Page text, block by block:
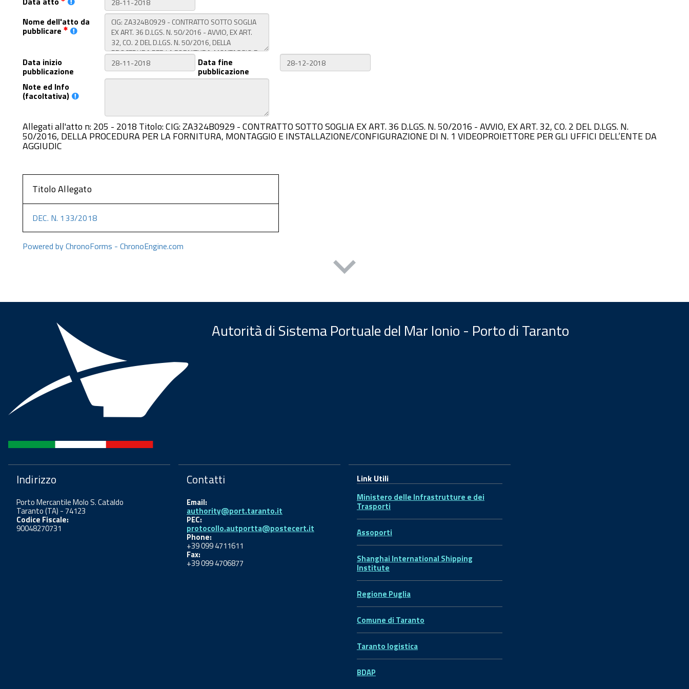
Nome dell'atto da
pubblicare
Data inizio
pubblicazione
Data fine
pubblicazione
Note ed Info
(facoltativa)
Allegati all'atto n: 205 - 2018 Titolo: CIG: ZA324B0929 - CONTRATTO SOTTO SOGLIA EX ART. 36 D.LGS. N. 50/2016 - AVVIO, EX ART. 32, CO. 2 DEL D.LGS. N.
50/2016, DELLA PROCEDURA PER LA FORNITURA, MONTAGGIO E INSTALLAZIONE/CONFIGURAZIONE DI N. 1 VIDEOPROIETTORE PER GLI UFFICI DELL’ENTE DA
AGGIUDIC
Titolo Allegato
DEC. N. 133/2018
Powered by ChronoForms - ChronoEngine.com
Autorità di Sistema Portuale del Mar Ionio - Porto di Taranto
Indirizzo
Porto Mercantile Molo S. Cataldo
Taranto (TA) - 74123
Codice Fiscale:
90048270731
Contatti
Email:
authority@port.taranto.it
PEC:
protocollo.autportta@postecert.it
Phone:
+39 099 4711611
Fax:
+39 099 4706877
Link Utili
Ministero delle Infrastrutture e dei
Trasporti
Assoporti
Shanghai International Shipping
Institute
Regione Puglia
Comune di Taranto
Taranto logistica
BDAP